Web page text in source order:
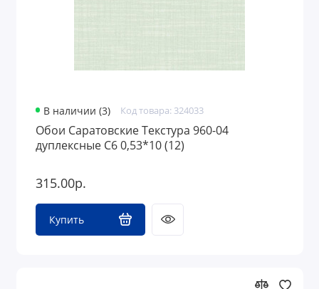
В наличии (3) Код товара: 324033
Обои Саратовские Текстура 960-04
дуплексные С6 0,53*10 (12)
315.00р.
Купить